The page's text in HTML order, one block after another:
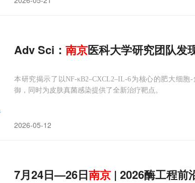
Adv Sci： 南京医科大学研究团队发
本研究揭示了以NF-κB2–CXCL2–IL-6为核心的肥大细
御，同时为皮肤真菌感染提供了全新治疗靶点。
2026-05-12
7月24日—26日南京 | 2026酶工程前